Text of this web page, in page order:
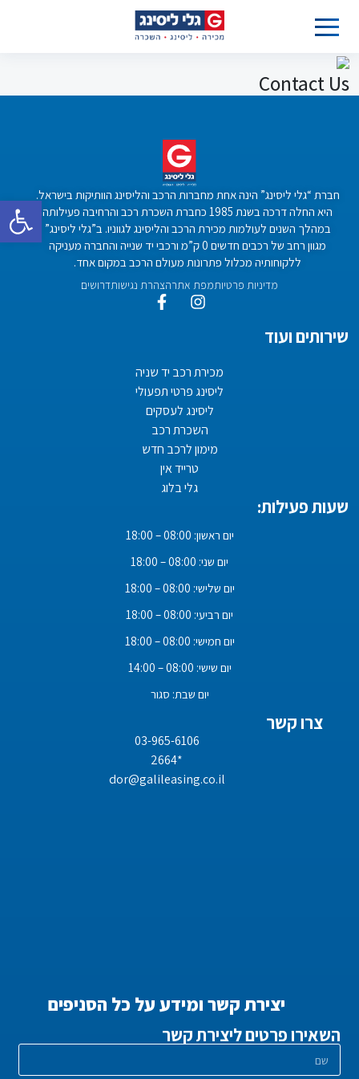
פתח
Contact Us
חברת “גלי ליסינג” הינה אחת מחברות הרכב והליסינג הוותיקות בישראל.
היא החלה דרכה בשנת 1985 כחברת השכרת רכב והרחיבה פעילותה
במהלך השנים לעולמות מכירת הרכב והליסינג לגווניו. ב”גלי ליסינג”
מגוון רחב של רכבים חדשים 0 ק”מ ורכבי יד שנייה והחברה מעניקה
ללקוחותיה מכלול פתרונות מעולם הרכב במקום אחד.
מדיניות פרטיותמפת אתרהצהרת נגישותדרושים
שירותים ועוד
מכירת רכב יד שניה
ליסינג פרטי תפעולי
ליסינג לעסקים
השכרת רכב
מימון לרכב חדש
טרייד אין
גלי בלוג
שעות פעילות:
יום ראשון: 08:00 – 18:00
יום שני: 08:00 – 18:00
יום שלישי: 08:00 – 18:00
יום רביעי: 08:00 – 18:00
יום חמישי: 08:00 – 18:00
יום שישי: 08:00 – 14:00
יום שבת: סגור
צרו קשר
03-965-6106
*2664
dor@galileasing.co.il
יצירת קשר ומידע על כל הסניפים
השאירו פרטים ליצירת קשר